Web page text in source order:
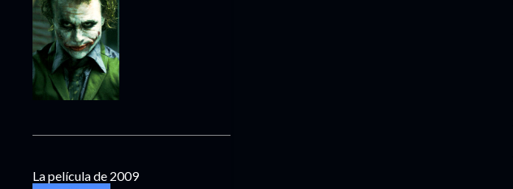
La película de 2009